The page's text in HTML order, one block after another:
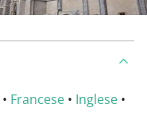
• Francese • Inglese •